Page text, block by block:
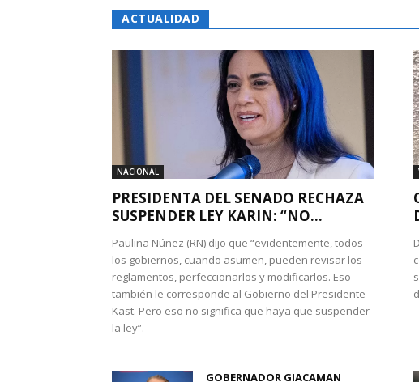
ACTUALIDAD
NACIONAL
PRESIDENTA DEL SENADO RECHAZA
SUSPENDER LEY KARIN: “NO...
Paulina Núñez (RN) dijo que “evidentemente, todos
los gobiernos, cuando asumen, pueden revisar los
reglamentos, perfeccionarlos y modificarlos. Eso
también le corresponde al Gobierno del Presidente
Kast. Pero eso no significa que haya que suspender
la ley”.
GOBERNADOR GIACAMAN